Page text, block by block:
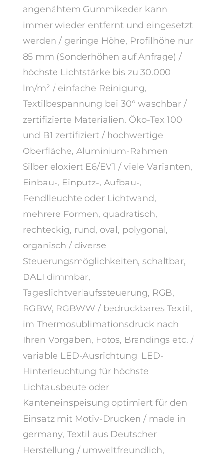
angenähtem Gummikeder kann
immer wieder entfernt und eingesetzt
werden / geringe Höhe, Profilhöhe nur
85 mm (Sonderhöhen auf Anfrage) /
höchste Lichtstärke bis zu 30.000
lm/m² / einfache Reinigung,
Textilbespannung bei 30° waschbar /
zertifizierte Materialien, Öko-Tex 100
und B1 zertifiziert / hochwertige
Oberfläche, Aluminium-Rahmen
Silber eloxiert E6/EV1 / viele Varianten,
Einbau-, Einputz-, Aufbau-,
Pendlleuchte oder Lichtwand,
mehrere Formen, quadratisch,
rechteckig, rund, oval, polygonal,
organisch / diverse
Steuerungsmöglichkeiten, schaltbar,
DALI dimmbar,
Tageslichtverlaufssteuerung, RGB,
RGBW, RGBWW / bedruckbares Textil,
im Thermosublimationsdruck nach
Ihren Vorgaben, Fotos, Brandings etc. /
variable LED-Ausrichtung, LED-
Hinterleuchtung für höchste
Lichtausbeute oder
Kanteneinspeisung optimiert für den
Einsatz mit Motiv-Drucken / made in
germany, Textil aus Deutscher
Herstellung / umweltfreundlich,